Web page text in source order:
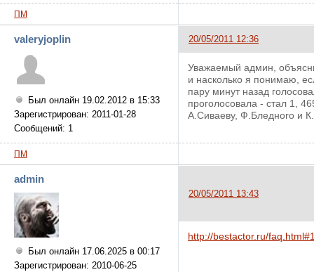
ПМ
valeryjoplin
Был онлайн 19.02.2012 в 15:33
Зарегистрирован: 2011-01-28
Сообщений: 1
20/05/2011 12:36
Уважаемый админ,
и насколько я понимаю,
пару минут назад
проголосовала - стал 1,
А.Сиваеву, Ф.Бледного и
ПМ
admin
Был онлайн 17.06.2025 в 00:17
Зарегистрирован: 2010-06-25
20/05/2011 13:43
http://bestactor.ru/